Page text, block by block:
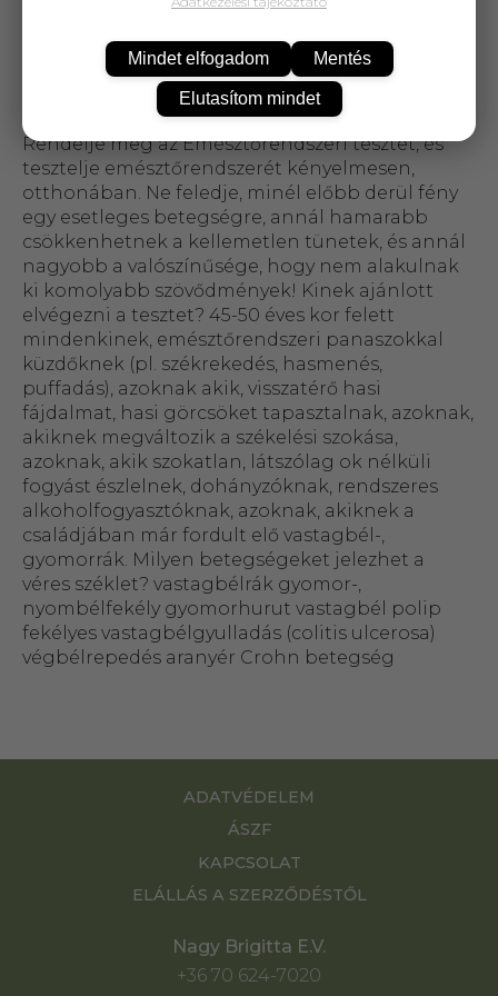
megbízható eredmény 3 székletmintából 93%-os
pontosság, a teszt elvégzése előtt nincs szükség
speciális étrend betartására,
egészségpénztárban elszámolható termék!
Rendelje meg az Emésztőrendszeri tesztet, és
tesztelje emésztőrendszerét kényelmesen,
otthonában. Ne feledje, minél előbb derül fény
egy esetleges betegségre, annál hamarabb
csökkenhetnek a kellemetlen tünetek, és annál
nagyobb a valószínűsége, hogy nem alakulnak
ki komolyabb szövődmények! Kinek ajánlott
elvégezni a tesztet? 45-50 éves kor felett
mindenkinek, emésztőrendszeri panaszokkal
küzdőknek (pl. székrekedés, hasmenés,
puffadás), azoknak akik, visszatérő hasi
fájdalmat, hasi görcsöket tapasztalnak, azoknak,
akiknek megváltozik a székelési szokása,
azoknak, akik szokatlan, látszólag ok nélküli
fogyást észlelnek, dohányzóknak, rendszeres
alkoholfogyasztóknak, azoknak, akiknek a
családjában már fordult elő vastagbél-,
gyomorrák. Milyen betegségeket jelezhet a
véres széklet? vastagbélrák gyomor-,
nyombélfekély gyomorhurut vastagbél polip
fekélyes vastagbélgyulladás (colitis ulcerosa)
végbélrepedés aranyér Crohn betegség
ADATVÉDELEM
ÁSZF
KAPCSOLAT
ELÁLLÁS A SZERZŐDÉSTŐL
Nagy Brigitta E.V.
+36 70 624-7020
Mindet elfogadom Mentés
Elutasítom mindet